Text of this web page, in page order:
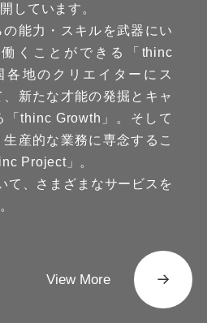
しています。
能力・スキルを武器にい
くことができる「thinc
各地のクリエイターにス
新たな才能の発掘とキャ
「thinc Growth」。そして
産的な業務に専念するこ
Project」。
て、さまざまなサービスを
View More